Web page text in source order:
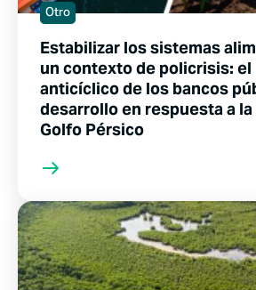
Otro
Estabilizar los sistemas
un contexto de policrisis: el
anticíclico de los bancos
desarrollo en respuesta a
Golfo Pérsico